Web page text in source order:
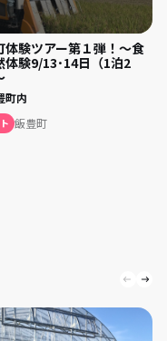
体験ツアー第１弾！～食
体験9/13･14日（1泊2
町内
飯豊町